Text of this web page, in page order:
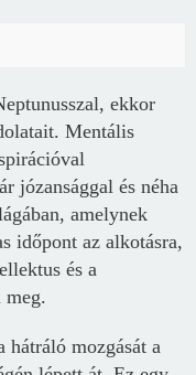
ekkor
Mentális
józansággal és néha
amelynek
időpont az alkotásra,
és a
hátráló mozgását a